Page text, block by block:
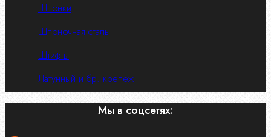
Шпонки
Шпоночная сталь
Штифты
Латунный и бр. крепеж
Мы в соцсетях: